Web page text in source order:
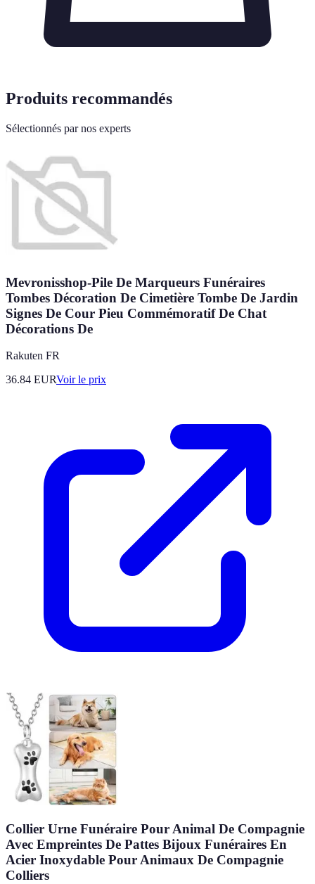
Produits recommandés
Sélectionnés par nos experts
Mevronisshop-Pile De Marqueurs Funéraires
Tombes Décoration De Cimetière Tombe De Jardin
Signes De Cour Pieu Commémoratif De Chat
Décorations De
Rakuten FR
36.84 EURVoir le prix
Collier Urne Funéraire Pour Animal De Compagnie
Avec Empreintes De Pattes Bijoux Funéraires En
Acier Inoxydable Pour Animaux De Compagnie
Colliers